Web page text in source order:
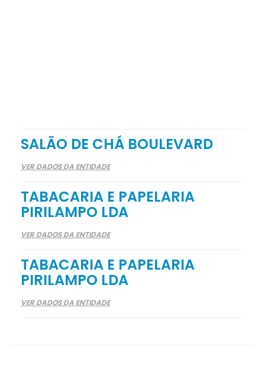
SALÃO DE CHÁ BOULEVARD
VER DADOS DA ENTIDADE
TABACARIA E PAPELARIA
PIRILAMPO LDA
VER DADOS DA ENTIDADE
TABACARIA E PAPELARIA
PIRILAMPO LDA
VER DADOS DA ENTIDADE